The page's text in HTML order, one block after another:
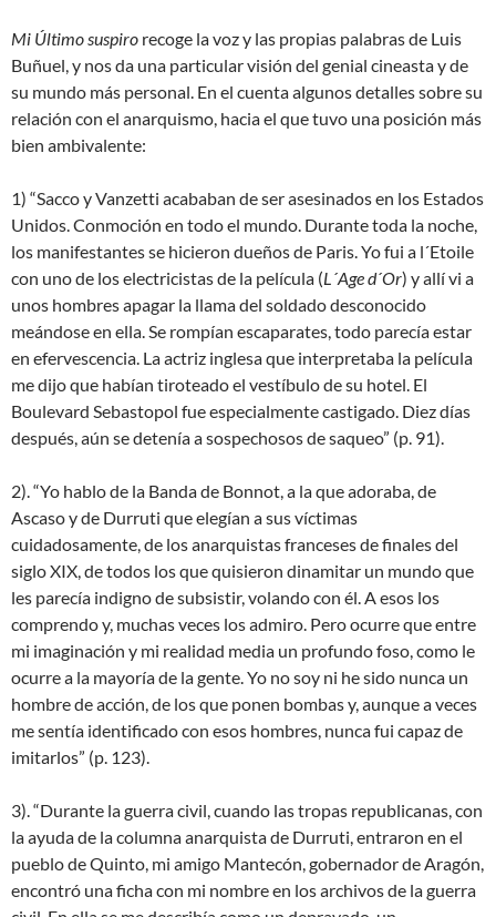
Mi Último suspiro recoge la voz y las propias palabras de Luis
Buñuel, y nos da una particular visión del genial cineasta y de
su mundo más personal. En el cuenta algunos detalles sobre su
relación con el anarquismo, hacia el que tuvo una posición más
bien ambivalente:
1) “Sacco y Vanzetti acababan de ser asesinados en los Estados
Unidos. Conmoción en todo el mundo. Durante toda la noche,
los manifestantes se hicieron dueños de Paris. Yo fui a l´Etoile
con uno de los electricistas de la película (L´Age d´Or) y allí vi a
unos hombres apagar la llama del soldado desconocido
meándose en ella. Se rompían escaparates, todo parecía estar
en efervescencia. La actriz inglesa que interpretaba la película
me dijo que habían tiroteado el vestíbulo de su hotel. El
Boulevard Sebastopol fue especialmente castigado. Diez días
después, aún se detenía a sospechosos de saqueo” (p. 91).
2). “Yo hablo de la Banda de Bonnot, a la que adoraba, de
Ascaso y de Durruti que elegían a sus víctimas
cuidadosamente, de los anarquistas franceses de finales del
siglo XIX, de todos los que quisieron dinamitar un mundo que
les parecía indigno de subsistir, volando con él. A esos los
comprendo y, muchas veces los admiro. Pero ocurre que entre
mi imaginación y mi realidad media un profundo foso, como le
ocurre a la mayoría de la gente. Yo no soy ni he sido nunca un
hombre de acción, de los que ponen bombas y, aunque a veces
me sentía identificado con esos hombres, nunca fui capaz de
imitarlos” (p. 123).
3). “Durante la guerra civil, cuando las tropas republicanas, con
la ayuda de la columna anarquista de Durruti, entraron en el
pueblo de Quinto, mi amigo Mantecón, gobernador de Aragón,
encontró una ficha con mi nombre en los archivos de la guerra